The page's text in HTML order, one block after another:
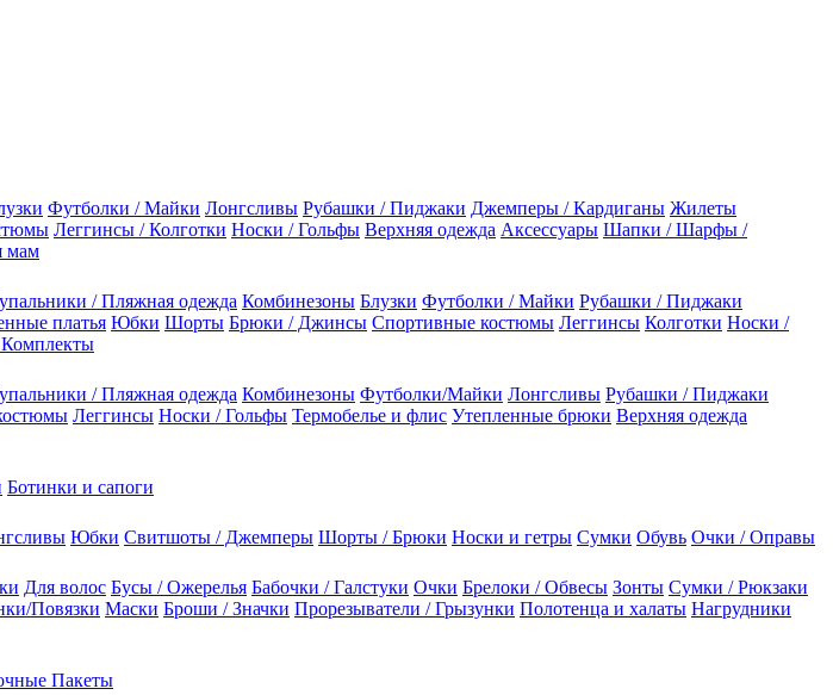
Футболки / Майки Лонгсливы Рубашки / Пиджаки Джемперы / Кардиганы Жилеты
Леггинсы / Колготки Носки / Гольфы Верхняя одежда Аксессуары Шапки / Шарфы /
мам
/ Пляжная одежда Комбинезоны Блузки Футболки / Майки Рубашки / Пиджаки
платья Юбки Шорты Брюки / Джинсы Спортивные костюмы Леггинсы Колготки Носки /
/ Пляжная одежда Комбинезоны Футболки/Майки Лонгсливы Рубашки / Пиджаки
Леггинсы Носки / Гольфы Термобелье и флис Утепленные брюки Верхняя одежда
Ботинки и сапоги
Юбки Свитшоты / Джемперы Шорты / Брюки Носки и гетры Сумки Обувь Очки / Оправы
Для волос Бусы / Ожерелья Бабочки / Галстуки Очки Брелоки / Обвесы Зонты Сумки / Рюкзаки
Повязки Маски Броши / Значки Прорезыватели / Грызунки Полотенца и халаты Нагрудники
Пакеты